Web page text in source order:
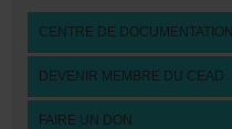
CENTREDEDOCUMENTATION
DEVENIRMEMBREDUCEAD
FAIREUNDON